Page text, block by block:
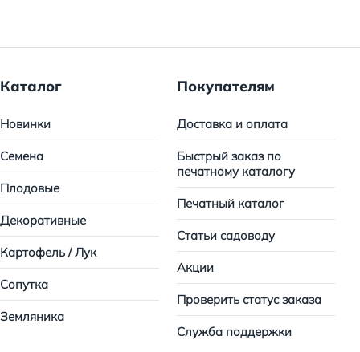
Каталог
Новинки
Семена
Плодовые
Декоративные
Картофель / Лук
Сопутка
Земляника
Покупателям
Доставка и оплата
Быстрый заказ по
печатному каталогу
Печатный каталог
Статьи садоводу
Акции
Проверить статус заказа
Служба поддержки